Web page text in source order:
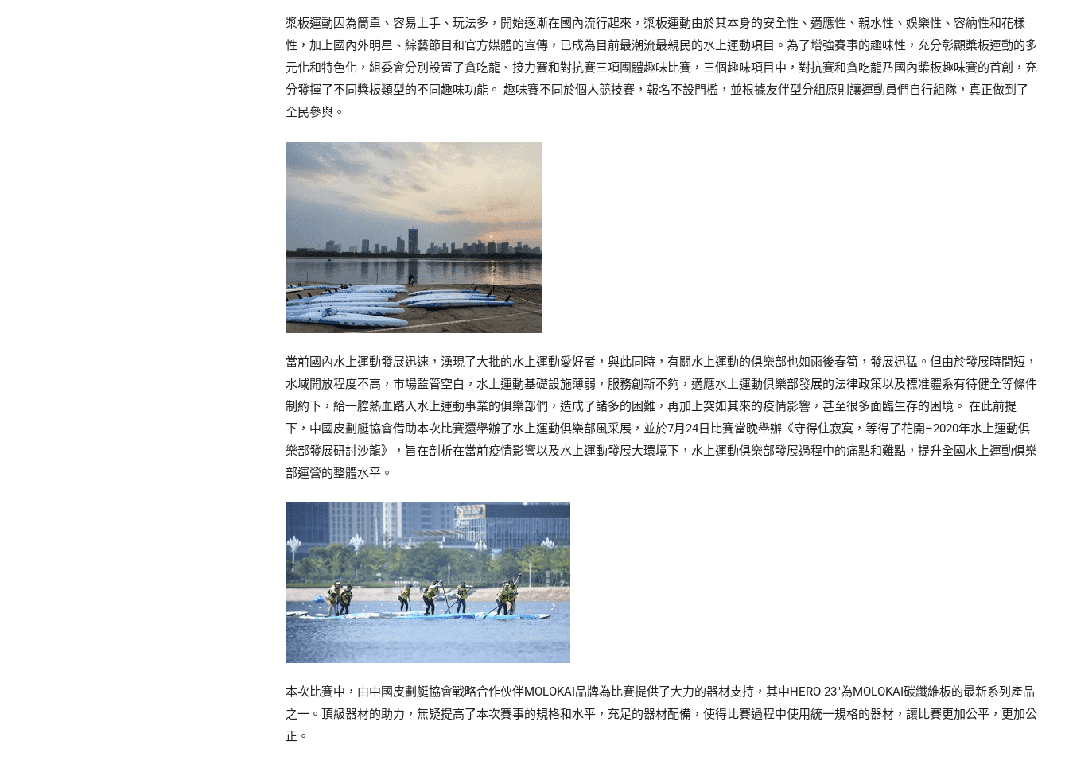
槳板運動因為簡單、容易上手、玩法多，開始逐漸在國內流行起來，槳板運動由於其本身的安全性、適應性、親水性、娛樂性、容納性和花樣
性，加上國內外明星、綜藝節目和官方媒體的宣傳，已成為目前最潮流最親民的水上運動項目。為了增強賽事的趣味性，充分彰顯槳板運動的多
元化和特色化，組委會分別設置了貪吃龍、接力賽和對抗賽三項團體趣味比賽，三個趣味項目中，對抗賽和貪吃龍乃國內槳板趣味賽的首創，充
分發揮了不同槳板類型的不同趣味功能。 趣味賽不同於個人競技賽，報名不設門檻，並根據友伴型分組原則讓運動員們自行組隊，真正做到了
全民參與。
當前國內水上運動發展迅速，湧現了大批的水上運動愛好者，與此同時，有關水上運動的俱樂部也如雨後春筍，發展迅猛。但由於發展時間短，
水域開放程度不高，市場監管空白，水上運動基礎設施薄弱，服務創新不夠，適應水上運動俱樂部發展的法律政策以及標准體系有待健全等條件
制約下，給一腔熱血踏入水上運動事業的俱樂部們，造成了諸多的困難，再加上突如其來的疫情影響，甚至很多面臨生存的困境。 在此前提
下，中國皮劃艇協會借助本次比賽還舉辦了水上運動俱樂部風采展，並於7月24日比賽當晚舉辦《守得住寂寞，等得了花開–2020年水上運動俱
樂部發展研討沙龍》，旨在剖析在當前疫情影響以及水上運動發展大環境下，水上運動俱樂部發展過程中的痛點和難點，提升全國水上運動俱樂
部運營的整體水平。
本次比賽中，由中國皮劃艇協會戰略合作伙伴MOLOKAI品牌為比賽提供了大力的器材支持，其中HERO-23″為MOLOKAI碳纖維板的最新系列產品
之一。頂級器材的助力，無疑提高了本次賽事的規格和水平，充足的器材配備，使得比賽過程中使用統一規格的器材，讓比賽更加公平，更加公
正。